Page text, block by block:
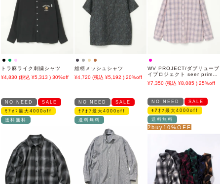
トラ麻ライク刺繍シャツ
4,830
5,313 30%off
総柄メッシュシャツ
4,720
5,192 20%off
WV PROJECT/ダブリューブ
イプロジェクト seer prime
check SH
7,350 8,085 25%off
NO NEED
SALE
ﾓｱｵﾌ最大4000off
送料無料
NO NEED
SALE
ﾓｱｵﾌ最大4000off
送料無料
NO NEED
SALE
ﾓｱｵﾌ最大4000off
送料無料
2buy10%OFF